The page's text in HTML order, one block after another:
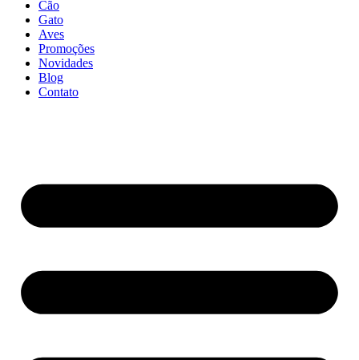
Cão
Gato
Aves
Promoções
Novidades
Blog
Contato